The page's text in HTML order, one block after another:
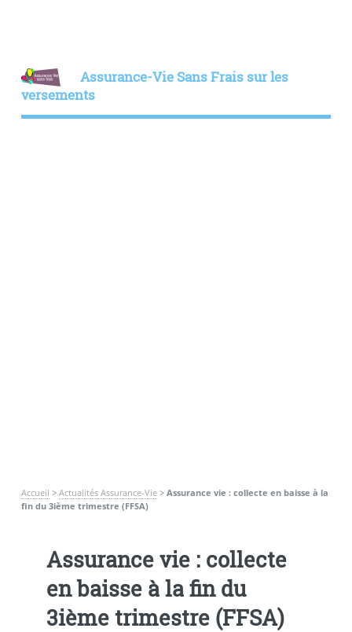
Assurance-Vie Sans Frais sur les
versements
Accueil > Actualités Assurance-Vie> Assurance vie : collecte en baisse à la
fin du 3ième trimestre (FFSA)
Assurance vie : collecte
en baisse à la fin du
3ième trimestre (FFSA)